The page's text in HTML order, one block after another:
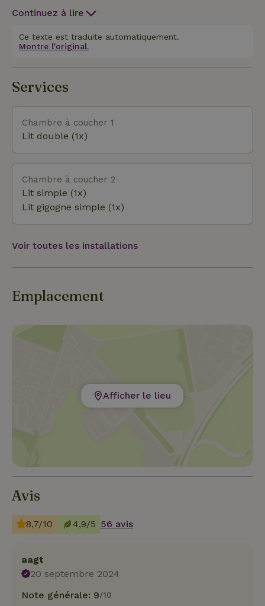
en plein air et au Globe Theatre.
parcs nationaux du Drents-Friese Wold et du
Ruinen ou le Fochteloërveen (grues cendrées), c'est
aussi un vrai plaisir de faire du vélo sur les
nombreuses pistes cyclables que le sud-ouest de la
Drenthe a à offrir. Il y a plusieurs itinéraires de VTT
exigeants au départ de Diever, Appelscha et
Dwingeloo. Le Drenthepad passe par Diever et longe
notamment le magnifique Aekingerzand, où l’on
peut entendre chanter les alouettes des champs en
été. Le musée de la prison à Veenhuizen et le
musée De Koloniehof (Société de bienfaisance) à
Frederiksoord sont à ne pas manquer. Un peu plus
loin, mais ça vaut le détour : la ville de Groningue,
Assen (Musée de la Drenthe), Giethoorn ou le jardin
de sculptures de Gees.
Continuez à lire
Ce texte est traduite automatiquement.
Montre l'original.
Services
Chambre à coucher 1
Lit double (1x)
Chambre à coucher 2
Lit simple (1x)
Lit gigogne simple (1x)
Voir toutes les installations
Emplacement
Afficher le lieu
Avis
8,7/10 4,9/5 56 avis
aagt
20 septembre 2024
Note générale: 9/10